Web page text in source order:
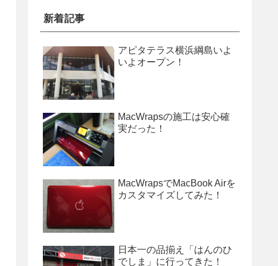
新着記事
アピタテラス横浜綱島いよ
いよオープン！
MacWrapsの施工は安心確
実だった！
MacWrapsでMacBook Airを
カスタマイズしてみた！
日本一の品揃え「はんのひ
でしま」に行ってきた！